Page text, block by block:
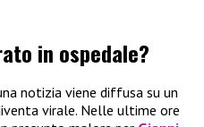
in ospedale?
notizia viene diffusa su un
virale. Nelle ultime ore